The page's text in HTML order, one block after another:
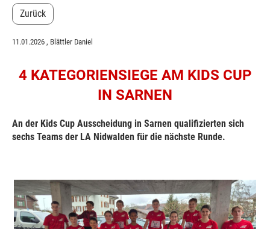
Zurück
11.01.2026 , Blättler Daniel
4 KATEGORIENSIEGE AM KIDS CUP
IN SARNEN
An der Kids Cup Ausscheidung in Sarnen qualifizierten sich
sechs Teams der LA Nidwalden für die nächste Runde.